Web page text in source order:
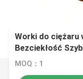
Worki do ciężaru
Bezciekłość
MOQ：1